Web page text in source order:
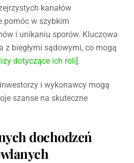
kanałów
pomóc w szybkim
i unikaniu sporów. Kluczowa
z biegłymi sądowymi, co mogą
dotyczące ich roli].
i wykonawcy mogą
szanse na skuteczne
dochodzeń